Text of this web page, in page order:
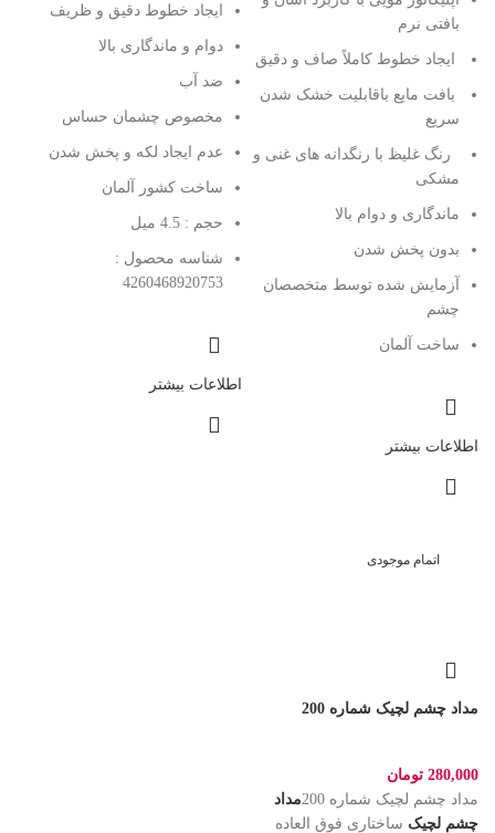
بافتی نرم
ایجاد خطوط کاملاً صاف و دقیق
بافت مایع باقابلیت خشک شدن
سریع
رنگ غلیظ با رنگدانه های غنی و
مشکی
ماندگاری و دوام بالا
بدون پخش شدن
آزمایش شده توسط متخصصان
چشم
ساخت آلمان
اطلاعات بیشتر
ایجاد خطوط دقیق و ظریف
دوام و ماندگاری بالا
ضد آب
مخصوص چشمان حساس
عدم ایجاد لکه و پخش شدن
ساخت کشور آلمان
حجم : 4.5 میل
شناسه محصول :
4260468920753
اطلاعات بیشتر
اتمام موجودی
مداد چشم لچیک شماره 200
280,000 تومان
مداد چشم لچیک شماره 200
مداد
چشم لچیک ساختاری فوق العاده